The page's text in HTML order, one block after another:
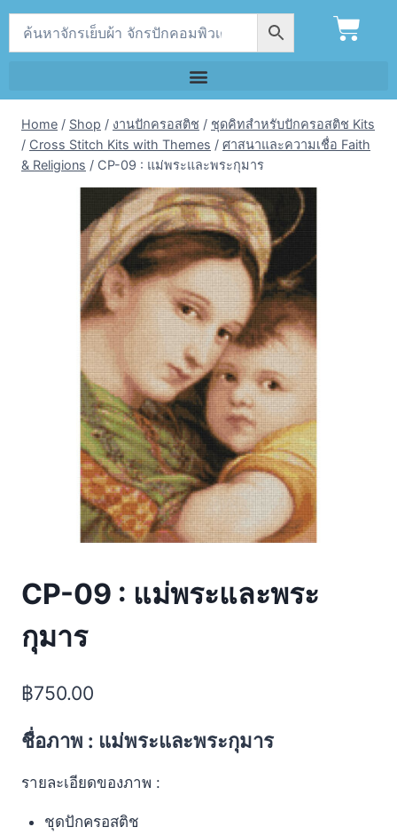
Home / Shop / งานปักครอสติช / ชุดคิทสำหรับปักครอสติช Kits
/ Cross Stitch Kits with Themes / ศาสนาและความเชื่อ Faith
& Religions / CP-09 : แม่พระและพระกุมาร
CP-09 : แม่พระและพระ
กุมาร
฿750.00
ชื่อภาพ : แม่พระและพระกุมาร
รายละเอียดของภาพ :
ชุดปักครอสติช